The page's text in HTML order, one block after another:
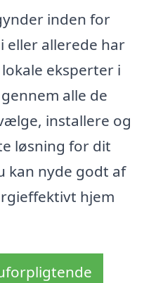
inden for
eller allerede har
eksperter i
alle de
installere og
løsning for dit
kan nyde godt af
hjem